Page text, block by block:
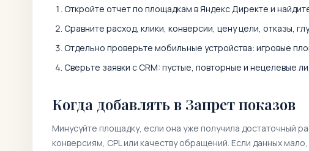
Откройте отчет по площадкам в Яндекс Директе и
Сравните расход, клики, конверсии, цену цели, отказы,
Отдельно проверьте мобильные устройства: игровые
Сверьте заявки с CRM: пустые, повторные и нецелевые
Когда добавлять в Запрет показов
Минусуйте площадку, если она уже получила достаточный
конверсиям, CPL или качеству обращений. Если данных